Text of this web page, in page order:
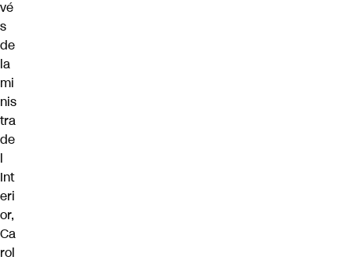
vé
s
de
la
mi
nis
tra
de
l
Int
eri
or,
Ca
rol